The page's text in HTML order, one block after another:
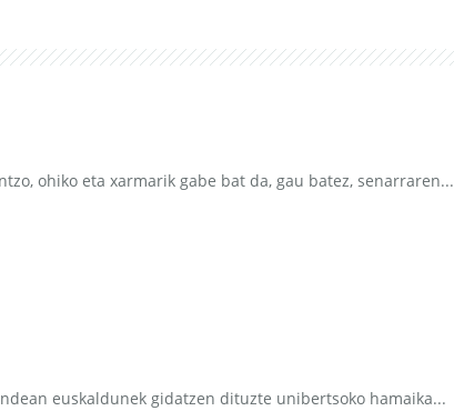
ohiko eta xarmarik gabe bat da, gau batez, senarraren...
euskaldunek gidatzen dituzte unibertsoko hamaika...